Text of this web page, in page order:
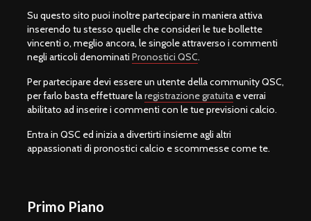
Su questo sito puoi inoltre partecipare in maniera attiva
inserendo tu stesso quelle che consideri le tue bollette
vincenti o, meglio ancora, le singole attraverso i commenti
negli articoli denominati Pronostici QSC.
Per partecipare devi essere un utente della community QSC,
per farlo basta effettuare laregistrazione gratuita e verrai
abilitato ad inserire i commenti con le tue previsioni calcio.
Entra in QSC ed inizia a divertirti insieme agli altri
appassionati di pronostici calcio e scommesse come te.
Primo Piano